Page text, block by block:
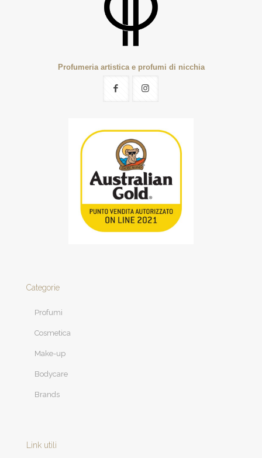
Profumeria artistica e profumi di nicchia
Categorie
Profumi
Cosmetica
Make-up
Bodycare
Brands
Link utili